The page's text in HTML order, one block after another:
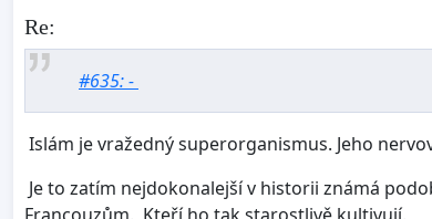
Re:
#635: -
Islám je vražedný superorganismus. Jeho
Je to zatím nejdokonalejší v historii známá